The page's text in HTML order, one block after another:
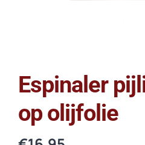
Espinaler
op olijfolie